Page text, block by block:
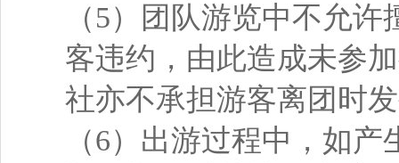
（5）团队游览中不允
客违约，由此造成未参
社亦不承担游客离团时
（6）出游过程中，如